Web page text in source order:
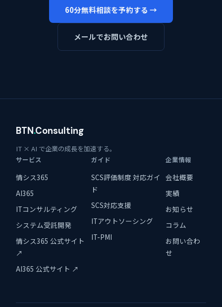
60分無料相談を予約する →
メールでお問い合わせ
BTN.Consulting
IT × AI で企業の成長を加速する。
サービス
情シス365
AI365
ITコンサルティング
システム受託開発
情シス365 公式サイト
↗
AI365 公式サイト ↗
ガイド
SCS評価制度 対応ガイ
ド
SCS対応支援
ITアウトソーシング
IT-PMI
企業情報
会社概要
実績
お知らせ
コラム
お問い合わ
せ